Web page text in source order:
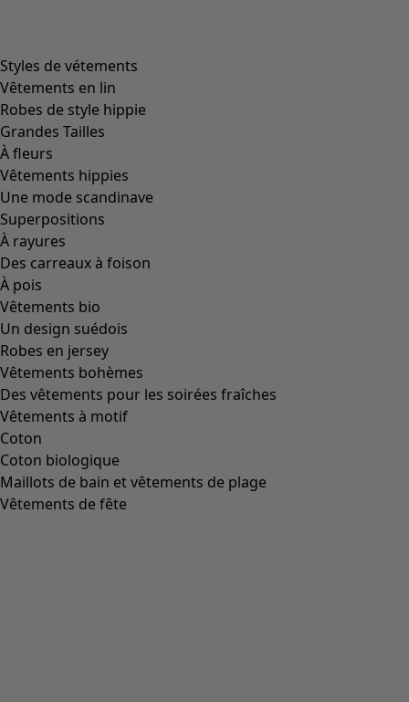
Styles de vétements
Vêtements en lin
Robes de style hippie
Grandes Tailles
À fleurs
Vêtements hippies
Une mode scandinave
Superpositions
À rayures
Des carreaux à foison
À pois
Vêtements bio
Un design suédois
Robes en jersey
Vêtements bohèmes
Des vêtements pour les soirées fraîches
Vêtements à motif
Coton
Coton biologique
Maillots de bain et vêtements de plage
Vêtements de fête